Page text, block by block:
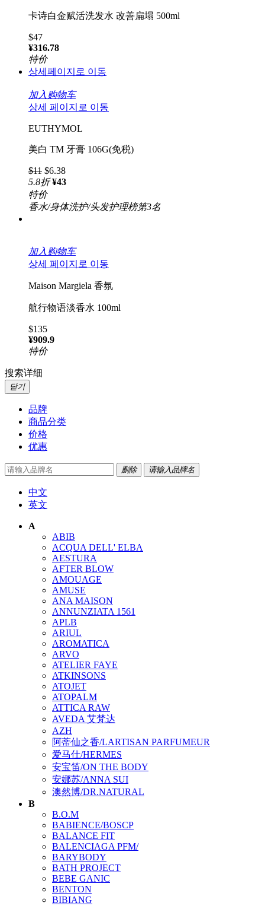
卡诗白金赋活洗发水 改善扁塌 500ml
$47
¥316.78
特价
상세페이지로 이동
加入购物车
상세 페이지로 이동
EUTHYMOL
美白 TM 牙膏 106G(免税)
$11 $6.38
5.8折 ¥43
特价
香水/身体洗护/头发护理榜第3名
加入购物车
상세 페이지로 이동
Maison Margiela 香氛
航行物语淡香水 100ml
$135
¥909.9
特价
搜索详细
닫기
品牌
商品分类
价格
优惠
删除 请输入品牌名
中文
英文
A
ABIB
ACQUA DELL' ELBA
AESTURA
AFTER BLOW
AMOUAGE
AMUSE
ANA MAISON
ANNUNZIATA 1561
APLB
ARIUL
AROMATICA
ARVO
ATELIER FAYE
ATKINSONS
ATOJET
ATOPALM
ATTICA RAW
AVEDA 艾梵达
AZH
阿蒂仙之香/LARTISAN PARFUMEUR
爱马仕/HERMES
安宝笛/ON THE BODY
安娜苏/ANNA SUI
澳然博/DR.NATURAL
B
B.O.M
BABIENCE/BOSCP
BALANCE FIT
BALENCIAGA PFM/
BARYBODY
BATH PROJECT
BEBE GANIC
BENTON
BIBIANG